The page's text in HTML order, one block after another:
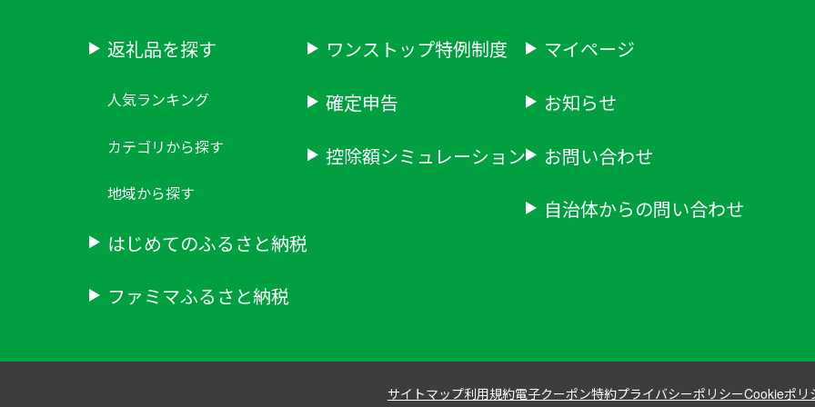
返礼品を探す
人気ランキング
カテゴリから探す
地域から探す
はじめてのふるさと納税
ファミマふるさと納税
ワンストップ特例制度
確定申告
控除額シミュレーション
マイページ
お知らせ
お問い合わせ
自治体からの問い合わせ
サイトマップ利用規約電子クーポン特約プライバシーポリシーCookieポリ